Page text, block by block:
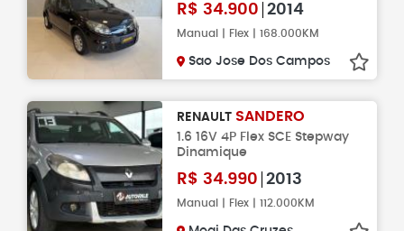
R$ 34.900 2014
Manual | Flex | 168.000KM
Sao Jose Dos Campos
RENAULT SANDERO
1.6 16V 4P Flex SCE Stepway
Dinamique
R$ 34.990 2013
Manual | Flex | 112.000KM